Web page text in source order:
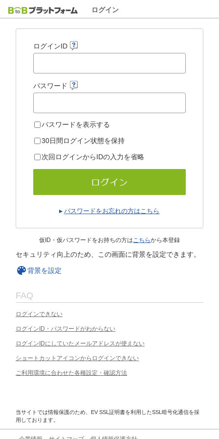
ログイン
ログインID
パスワード
パスワードを表示する
30日間ログイン状態を保持
次回ログインからIDの入力を省略
パスワードをお忘れの方はこちら
仮ID・仮パスワードをお持ちの方はこちらから本登録
セキュリティ向上のため、この画面に背景を設定できます。
背景を設定
FAQ
ログインできない
ログインID・パスワードがわからない
ログインIDにしていたメールアドレスが使えない
ショートカットアイコンからログインできない
ご利用環境に合わせた各種設定・確認方法
当サイトでは情報保護のため、EV SSL証明書を利用したSSL暗号化通信を採
用しております。